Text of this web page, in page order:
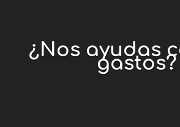
¿Nos ayudas
gastos?